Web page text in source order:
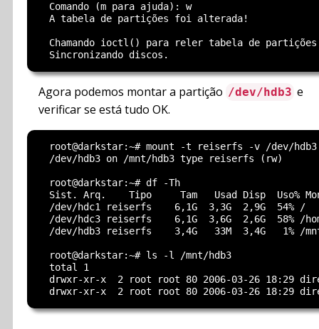
  Comando (m para ajuda): w
  A tabela de partições foi alterada!
Chamando ioctl() para reler tabela de
Agora podemos montar a partição /dev/hdb3 e
verificar se está tudo OK.
root@darkstar:~# mount -t reiserfs -v /dev/
  /dev/hdb3 on /mnt/hdb3 type reiserfs (rw)
  root@darkstar:~# df -Th
Sist. Arq.    Tipo     Tam   Usad Disp  Uso%
  /dev/hdc1 reiserfs    6,1G  3,3G  2,9G  54% /
/dev/hdc3 reiserfs    6,1G  3,6G  2,6G  58% /
/dev/hdb3 reiserfs    3,4G   33M  3,4G   1% /
  root@darkstar:~# ls -l /mnt/hdb3
  total 1
drwxr-xr-x  2 root root 80 2006-03-26 18:29